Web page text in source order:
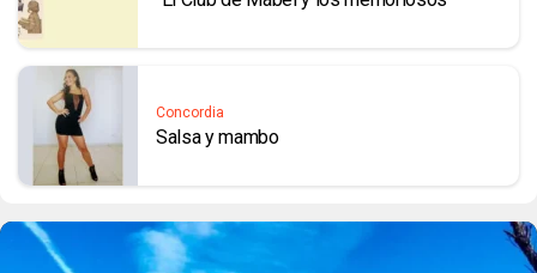
Concordia
Salsa y mambo